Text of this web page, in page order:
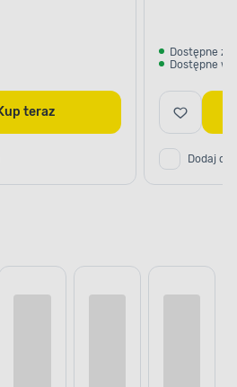
Kup teraz
Dostępne z
Dostępne w
Dodaj do